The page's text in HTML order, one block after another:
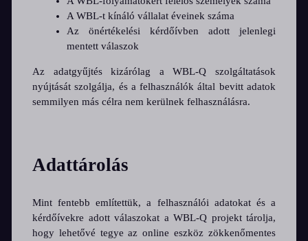
A WBL-t kínáló vállalat éveinek száma
Az önértékelési kérdőívben adott jelenlegi
mentett válaszok
Az adatgyűjtés kizárólag a WBL-Q szolgáltatások
nyújtását szolgálja, és a felhasználók által bevitt adatok
semmilyen más célra nem kerülnek felhasználásra.
Adattárolás
Mint fentebb említettük, a felhasználói adatokat és a
kérdőívekre adott válaszokat a WBL-Q projekt tárolja,
hogy lehetővé tegye az online eszköz zökkenőmentes